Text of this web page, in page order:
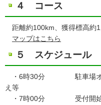
４ コース
距離約100km、獲得標高約
マップはこちら
５ スケジュール
・6時30分 駐車場オー
え等
・7時00分 受付開始（誓